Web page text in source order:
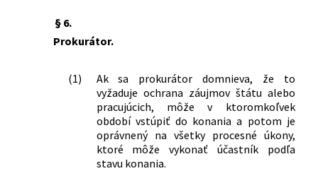
§ 6.
Prokurátor.
(1)
Ak sa prokurátor domnieva, že to
vyžaduje ochrana záujmov štátu alebo
pracujúcich, môže v ktoromkoľvek
období vstúpiť do konania a potom je
oprávnený na všetky procesné úkony,
ktoré môže vykonať účastník podľa
stavu konania.